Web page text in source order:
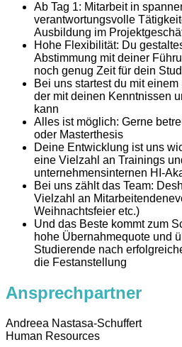
Ab Tag 1: Mitarbeit in
verantwortungsvolle
Ausbildung im
Hohe Flexibilität: Du
Abstimmung mit deiner
noch genug Zeit für dein
Bei uns startest du mit
der mit deinen Kenntnissen
kann
Alles ist möglich: Gerne
oder Masterthesis
Deine Entwicklung ist uns
eine Vielzahl an Trainings
unternehmensinternen HI-
Bei uns zählt das Team:
Vielzahl an
Weihnachtsfeier etc.)
Und das Beste kommt zum
hohe Übernahmequote und
Studierende nach
die Festanstellung
Ansprechpartner
Andreea Nastasa-Schuffert
Human Resources